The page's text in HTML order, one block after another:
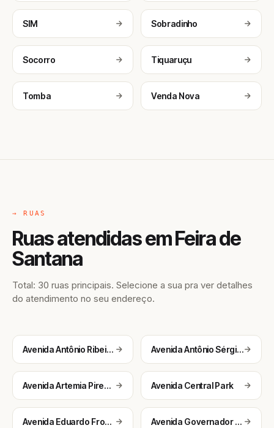
SIM Sobradinho
Socorro Tiquaruçu
Tomba Venda Nova
→ RUAS
Ruas atendidas em Feira de
Santana
Total: 30 ruas principais. Selecione a sua pra ver detalhes
do atendimento no seu endereço.
Avenida Antônio Ribeiro Marques Avenida Antônio Sérgio Carneiro
Avenida Artemia Pires Freitas Avenida Central Park
Avenida Eduardo Froes da Mota Avenida Governador João Durval Carneiro